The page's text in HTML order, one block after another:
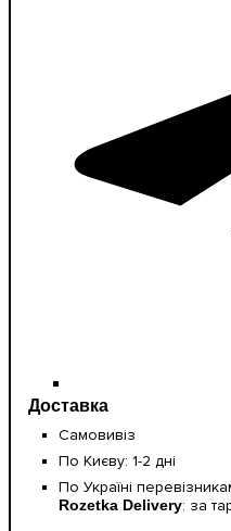
Доставка
Самовивіз
По Києву: 1-2 дні
По Україні
Rozetka Delivery: за